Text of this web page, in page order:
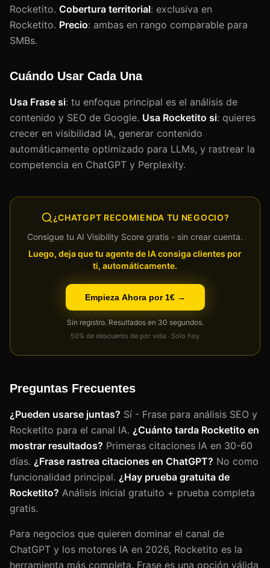
Rocketito. Cobertura territorial: exclusiva en
Rocketito. Precio: ambas en rango comparable para
SMBs.
Cuándo Usar Cada Una
Usa Frase si: tu enfoque principal es el análisis de
contenido y SEO de Google. Usa Rocketito si: quieres
crecer en visibilidad IA, generar contenido
automáticamente optimizado para LLMs, y rastrear la
competencia en ChatGPT y Perplexity.
¿CHATGPT RECOMIENDA TU NEGOCIO?
Consigue tu AI Visibility Score gratis - sin crear cuenta.
Luego, deja que tu agente de IA consiga clientes por
ti, automáticamente.
Empieza Ahora por 1€ →
Sin registro. Resultados en 30 segundos.
50% de descuento de por vida · Solo hoy
Preguntas Frecuentes
¿Pueden usarse juntas? Sí - Frase para análisis SEO y
Rocketito para el canal IA. ¿Cuánto tarda Rocketito en
mostrar resultados? Primeras citaciones IA en 30-60
días. ¿Frase rastrea citaciones en ChatGPT? No como
funcionalidad principal. ¿Hay prueba gratuita de
Rocketito? Análisis inicial gratuito + prueba completa
gratis.
Para negocios que quieren dominar el canal de
ChatGPT y los motores IA en 2026, Rocketito es la
herramienta más completa. Frase es una opción válida